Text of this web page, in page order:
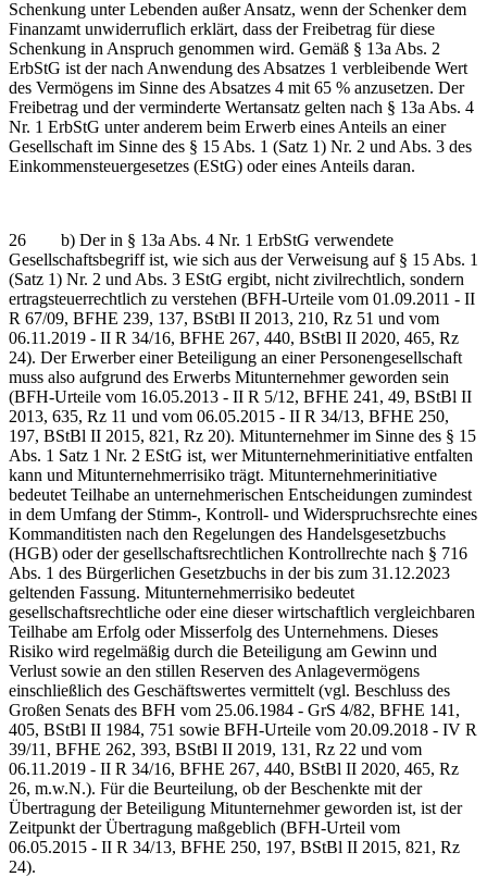
Schenkung unter Lebenden außer Ansatz, wenn der Schenker dem
Finanzamt unwiderruflich erklärt, dass der Freibetrag für diese
Schenkung in Anspruch genommen wird. Gemäß § 13a Abs. 2
ErbStG ist der nach Anwendung des Absatzes 1 verbleibende Wert
des Vermögens im Sinne des Absatzes 4 mit 65 % anzusetzen. Der
Freibetrag und der verminderte Wertansatz gelten nach § 13a Abs. 4
Nr. 1 ErbStG unter anderem beim Erwerb eines Anteils an einer
Gesellschaft im Sinne des § 15 Abs. 1 (Satz 1) Nr. 2 und Abs. 3 des
Einkommensteuergesetzes (EStG) oder eines Anteils daran.
26 b) Der in § 13a Abs. 4 Nr. 1 ErbStG verwendete
Gesellschaftsbegriff ist, wie sich aus der Verweisung auf § 15 Abs. 1
(Satz 1) Nr. 2 und Abs. 3 EStG ergibt, nicht zivilrechtlich, sondern
ertragsteuerrechtlich zu verstehen (BFH-Urteile vom 01.09.2011 - II
R 67/09, BFHE 239, 137, BStBl II 2013, 210, Rz 51 und vom
06.11.2019 - II R 34/16, BFHE 267, 440, BStBl II 2020, 465, Rz
24). Der Erwerber einer Beteiligung an einer Personengesellschaft
muss also aufgrund des Erwerbs Mitunternehmer geworden sein
(BFH-Urteile vom 16.05.2013 - II R 5/12, BFHE 241, 49, BStBl II
2013, 635, Rz 11 und vom 06.05.2015 - II R 34/13, BFHE 250,
197, BStBl II 2015, 821, Rz 20). Mitunternehmer im Sinne des § 15
Abs. 1 Satz 1 Nr. 2 EStG ist, wer Mitunternehmerinitiative entfalten
kann und Mitunternehmerrisiko trägt. Mitunternehmerinitiative
bedeutet Teilhabe an unternehmerischen Entscheidungen zumindest
in dem Umfang der Stimm-, Kontroll- und Widerspruchsrechte eines
Kommanditisten nach den Regelungen des Handelsgesetzbuchs
(HGB) oder der gesellschaftsrechtlichen Kontrollrechte nach § 716
Abs. 1 des Bürgerlichen Gesetzbuchs in der bis zum 31.12.2023
geltenden Fassung. Mitunternehmerrisiko bedeutet
gesellschaftsrechtliche oder eine dieser wirtschaftlich vergleichbaren
Teilhabe am Erfolg oder Misserfolg des Unternehmens. Dieses
Risiko wird regelmäßig durch die Beteiligung am Gewinn und
Verlust sowie an den stillen Reserven des Anlagevermögens
einschließlich des Geschäftswertes vermittelt (vgl. Beschluss des
Großen Senats des BFH vom 25.06.1984 - GrS 4/82, BFHE 141,
405, BStBl II 1984, 751 sowie BFH-Urteile vom 20.09.2018 - IV R
39/11, BFHE 262, 393, BStBl II 2019, 131, Rz 22 und vom
06.11.2019 - II R 34/16, BFHE 267, 440, BStBl II 2020, 465, Rz
26, m.w.N.). Für die Beurteilung, ob der Beschenkte mit der
Übertragung der Beteiligung Mitunternehmer geworden ist, ist der
Zeitpunkt der Übertragung maßgeblich (BFH-Urteil vom
06.05.2015 - II R 34/13, BFHE 250, 197, BStBl II 2015, 821, Rz
24).